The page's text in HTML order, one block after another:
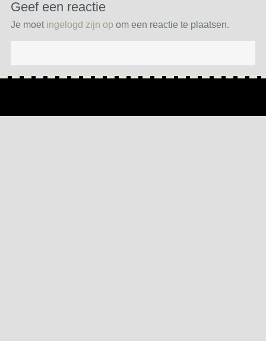
Geef een reactie
Je moet ingelogd zijn op om een reactie te plaatsen.